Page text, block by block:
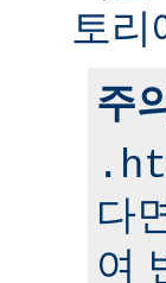
토
주
다
여